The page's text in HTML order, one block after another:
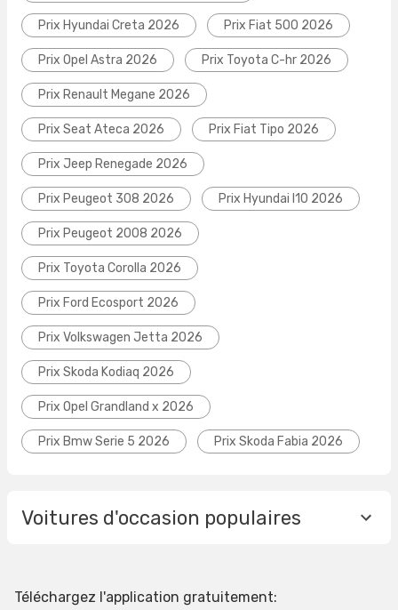
Prix Hyundai Creta 2026 Prix Fiat 500 2026
Prix Opel Astra 2026 Prix Toyota C-hr 2026
Prix Renault Megane 2026
Prix Seat Ateca 2026 Prix Fiat Tipo 2026
Prix Jeep Renegade 2026
Prix Peugeot 308 2026 Prix Hyundai I10 2026
Prix Peugeot 2008 2026
Prix Toyota Corolla 2026
Prix Ford Ecosport 2026
Prix Volkswagen Jetta 2026
Prix Skoda Kodiaq 2026
Prix Opel Grandland x 2026
Prix Bmw Serie 5 2026 Prix Skoda Fabia 2026
Voitures d'occasion populaires
Téléchargez l'application gratuitement: